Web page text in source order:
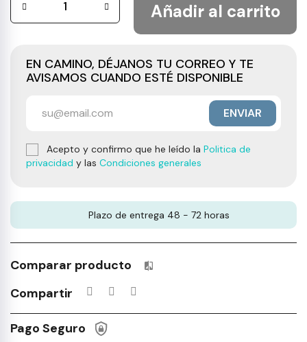
Añadir al carrito
EN CAMINO, DÉJANOS TU CORREO Y TE
AVISAMOS CUANDO ESTÉ DISPONIBLE
ENVIAR
Acepto y confirmo que he leído la Politica de
privacidad y las Condiciones generales
Plazo de entrega 48 - 72 horas
Comparar producto Productos incluidos en tu lista
Compartir
Pago Seguro